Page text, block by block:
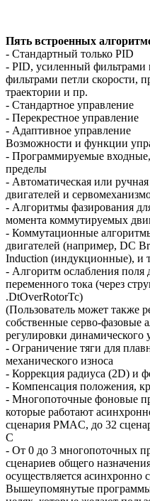
Пять встроенных
- Стандартный только PID
- PID, усиленный фильтрами
фильтрами петли скорости,
траектории и пр.
- Стандартное управление
- Перекрестное управление
- Адаптивное управление
Возможности и функции
- Программируемые
пределы
- Автоматическая или
двигателей и
- Алгоритмы фазирования
момента коммутируемых
- Коммутационные
двигателей (например, DC
Induction (индукционные), и
- Алгоритм ослабления поля
переменного тока (через
.DtOverRotorTc)
(Пользователь может также
собственные серво-фазовые
регулировки динамического
- Ограничение тяги для
механического износа
- Коррекция радиуса (2D) и
- Компенсация положения,
- Многопоточные фоновые
которые работают
сценария PMAC, до 32
С
- От 0 до 3 многопоточных
сценариев общего
осуществляется асинхронно
Вышеупомянутые